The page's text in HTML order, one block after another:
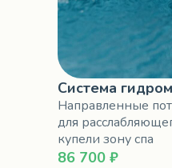
Система
Направленные
для
купели зону спа
86 700 ₽